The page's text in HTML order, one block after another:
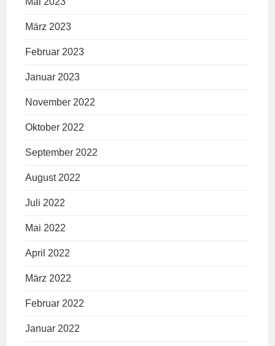
März 2023
Februar 2023
Januar 2023
November 2022
Oktober 2022
September 2022
August 2022
Juli 2022
Mai 2022
April 2022
März 2022
Februar 2022
Januar 2022